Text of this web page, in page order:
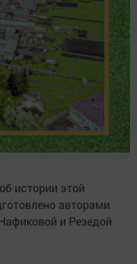
истории этой
авторами
и Резедой